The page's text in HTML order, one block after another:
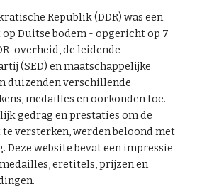
Republik (DDR) was een
Duitse bodem - opgericht op 7
overheid, de leidende
(SED) en maatschappelijke
duizenden verschillende
medailles en oorkonden toe.
gedrag en prestaties om de
versterken, werden beloond met
Deze website bevat een impressie
eretitels, prijzen en